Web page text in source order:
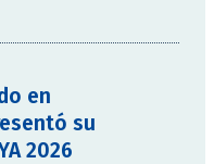
en
su
2026